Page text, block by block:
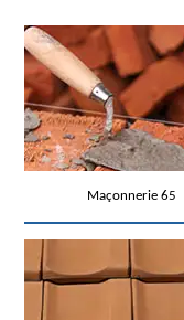
Maçonnerie 65